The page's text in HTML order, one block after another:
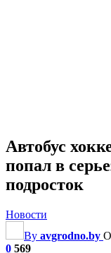
Автобус
попал в
подросток
Новости
By avgrodno.by
0 569